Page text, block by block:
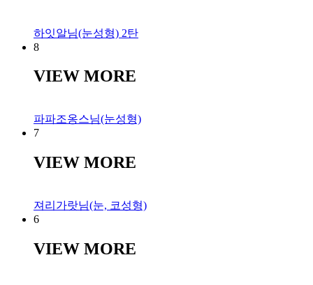
하잇알님(눈성형) 2탄
8
VIEW MORE
파파조옹스님(눈성형)
7
VIEW MORE
져리가랏님(눈, 코성형)
6
VIEW MORE